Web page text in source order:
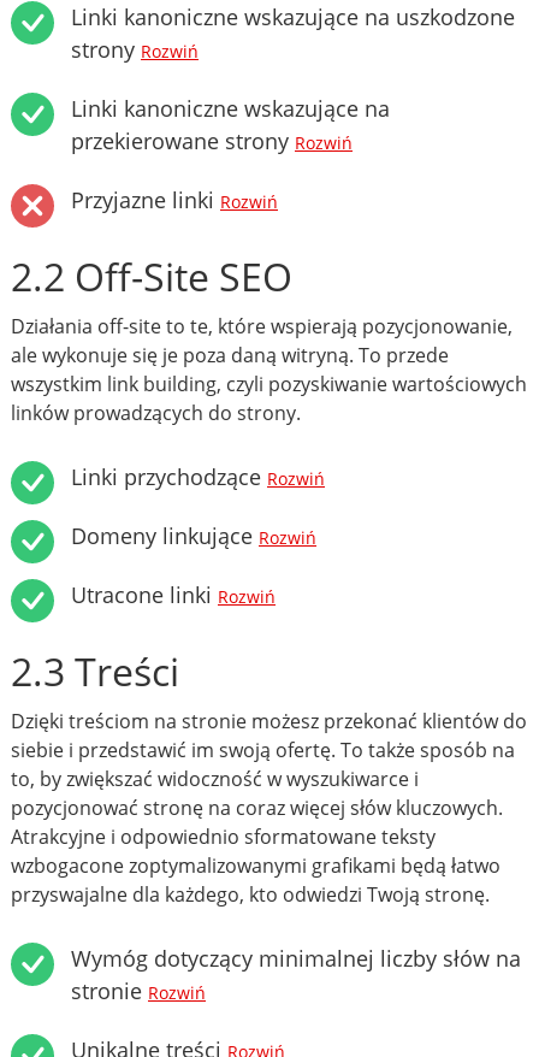
Linki kanoniczne wskazujące na uszkodzone
strony Rozwiń
Linki kanoniczne wskazujące na
przekierowane strony Rozwiń
Przyjazne linki Rozwiń
2.2 Off-Site SEO
Działania off-site to te, które wspierają pozycjonowanie,
ale wykonuje się je poza daną witryną. To przede
wszystkim link building, czyli pozyskiwanie wartościowych
linków prowadzących do strony.
Linki przychodzące Rozwiń
Domeny linkujące Rozwiń
Utracone linki Rozwiń
2.3 Treści
Dzięki treściom na stronie możesz przekonać klientów do
siebie i przedstawić im swoją ofertę. To także sposób na
to, by zwiększać widoczność w wyszukiwarce i
pozycjonować stronę na coraz więcej słów kluczowych.
Atrakcyjne i odpowiednio sformatowane teksty
wzbogacone zoptymalizowanymi grafikami będą łatwo
przyswajalne dla każdego, kto odwiedzi Twoją stronę.
Wymóg dotyczący minimalnej liczby słów na
stronie Rozwiń
Unikalne treści Rozwiń